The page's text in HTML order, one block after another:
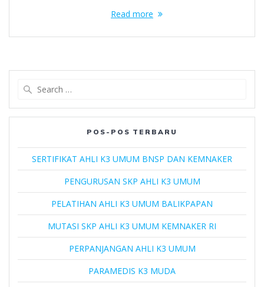
Read more
POS-POS TERBARU
SERTIFIKAT AHLI K3 UMUM BNSP DAN KEMNAKER
PENGURUSAN SKP AHLI K3 UMUM
PELATIHAN AHLI K3 UMUM BALIKPAPAN
MUTASI SKP AHLI K3 UMUM KEMNAKER RI
PERPANJANGAN AHLI K3 UMUM
PARAMEDIS K3 MUDA